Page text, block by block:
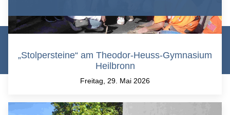
„Stolpersteine“ am Theodor-Heuss-Gymnasium
Heilbronn
Freitag, 29. Mai 2026
Datenschutz|Impressum |Login/Logout